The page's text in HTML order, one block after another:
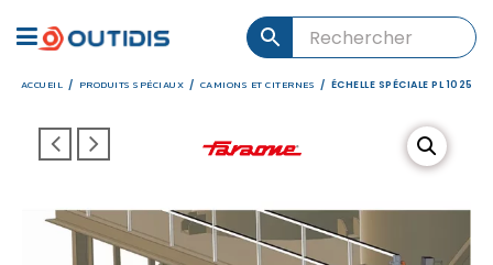
ACCUEIL / PRODUITS SPÉCIAUX / CAMIONS ET CITERNES / ÉCHELLE SPÉCIALE PL 1025